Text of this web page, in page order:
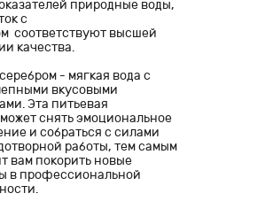
природные воды,
с
соответствуют высшей
качества.
- мягкая вода с
вкусовыми
Эта питьевая
снять эмоциональное
и собраться с силами
работы, тем самым
вам покорить новые
в профессиональной